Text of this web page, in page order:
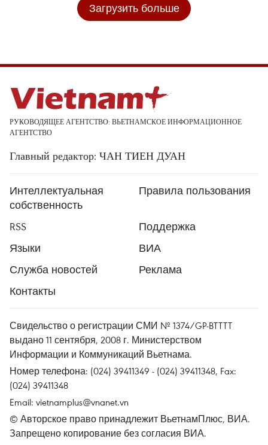
Загрузить больше
РУКОВОДЯЩЕЕ АГЕНТСТВО: ВЬЕТНАМСКОЕ ИНФОРМАЦИОННОЕ
АГЕНТСТВО
Главный редактор: ЧАН ТИЕН ДУАН
Интеллектуальная
собственность
Правила пользования
RSS
Поддержка
Языки
ВИА
Служба новостей
Реклама
Контакты
Свидельство о регистрации СМИ № 1374/GP-BTTTT
выдано 11 сентября, 2008 г. Министерством
Информации и Коммуникаций Вьетнама.
Номер телефона: (024) 39411349 - (024) 39411348, Fax:
(024) 39411348
Email: vietnamplus@vnanet.vn
© Авторское право принадлежит ВьетнамПлюс, ВИА.
Запрещено копирование без согласия ВИА.